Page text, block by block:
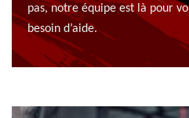
pas, notre équipe est là pour
besoin d’aide.